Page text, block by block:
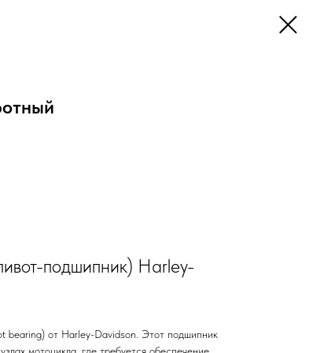
подшипник) Harley-
bearing) от Harley-Davidson. Этот подшипник